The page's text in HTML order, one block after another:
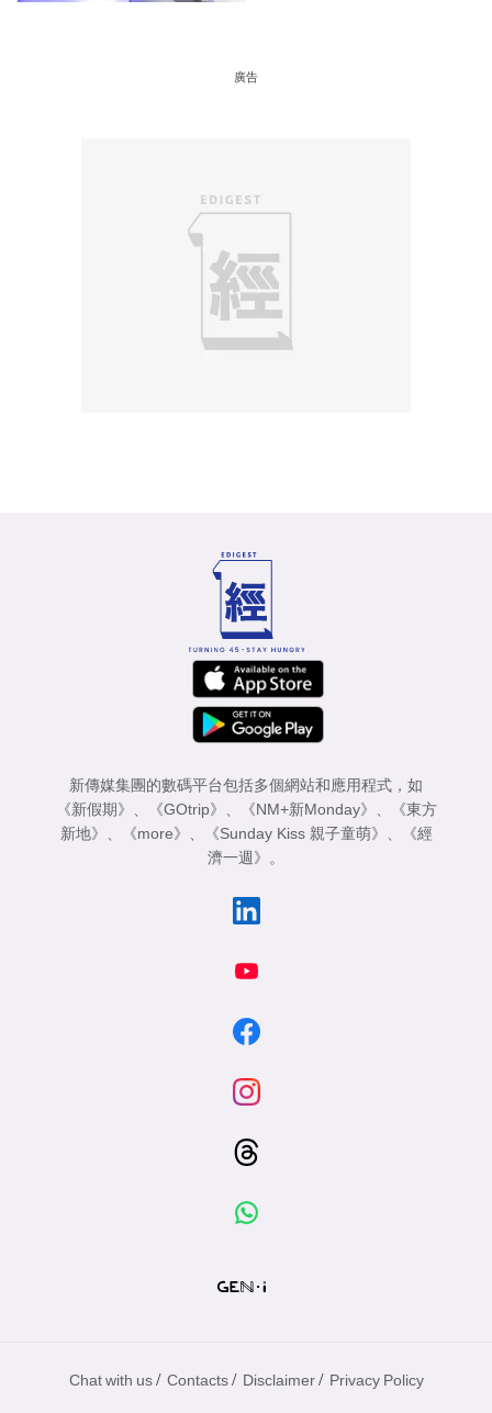
廣告
新傳媒集團的數碼平台包括多個網站和應用程式，如
《新假期》
《GOtrip》 《NM+新Monday》
《東方
新地》
《more》 《Sunday Kiss 親子童萌》
《經
濟一週》
。
Chat with us / Contacts / Disclaimer / Privacy Policy